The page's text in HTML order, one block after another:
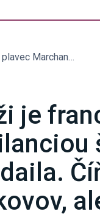
Najúspešnejší v Paríži je francúzsky plavec Marchand s bilanciou štyri zlaté a jedna bronzová medaila. Číňanka Jü-fej Čang má až šesť kovov, ale ani jedno zlato
je